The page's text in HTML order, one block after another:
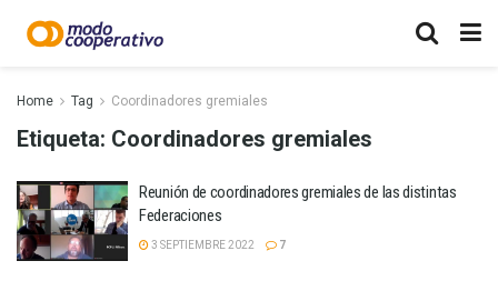
Home Tag Coordinadores gremiales
Etiqueta: Coordinadores gremiales
Reunión de coordinadores gremiales de las distintas
Federaciones
3 SEPTIEMBRE 2022 7